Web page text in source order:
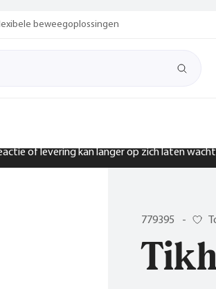
of levering kan langer op zich laten
beweegoplossingen
779395 -